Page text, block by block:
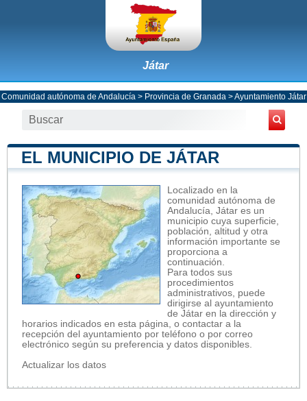
Játar
Comunidad autónoma de Andalucía > Provincia de Granada >Ayuntamiento Játar
EL MUNICIPIO DE JÁTAR
Localizado en la
comunidad autónoma de
Andalucía, Játar es un
municipio cuya superficie,
población, altitud y otra
información importante se
proporciona a
continuación.
Para todos sus
procedimientos
administrativos, puede
dirigirse al ayuntamiento
de Játar en la dirección y
horarios indicados en esta página, o contactar a la
recepción del ayuntamiento por teléfono o por correo
electrónico según su preferencia y datos disponibles.
Actualizar los datos